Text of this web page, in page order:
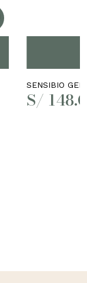
SENSIBIO
S/